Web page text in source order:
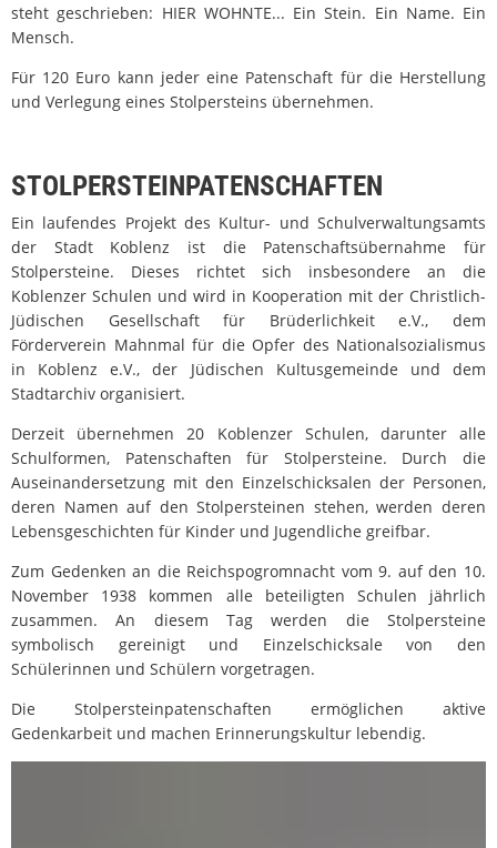
steht geschrieben: HIER WOHNTE... Ein Stein. Ein Name. Ein
Mensch.
Für 120 Euro kann jeder eine Patenschaft für die Herstellung
und Verlegung eines Stolpersteins übernehmen.
STOLPERSTEINPATENSCHAFTEN
Ein laufendes Projekt des Kultur- und Schulverwaltungsamts
der Stadt Koblenz ist die Patenschaftsübernahme für
Stolpersteine. Dieses richtet sich insbesondere an die
Koblenzer Schulen und wird in Kooperation mit der Christlich-
Jüdischen Gesellschaft für Brüderlichkeit e.V., dem
Förderverein Mahnmal für die Opfer des Nationalsozialismus
in Koblenz e.V., der Jüdischen Kultusgemeinde und dem
Stadtarchiv organisiert.
Derzeit übernehmen 20 Koblenzer Schulen, darunter alle
Schulformen, Patenschaften für Stolpersteine. Durch die
Auseinandersetzung mit den Einzelschicksalen der Personen,
deren Namen auf den Stolpersteinen stehen, werden deren
Lebensgeschichten für Kinder und Jugendliche greifbar.
Zum Gedenken an die Reichspogromnacht vom 9. auf den 10.
November 1938 kommen alle beteiligten Schulen jährlich
zusammen. An diesem Tag werden die Stolpersteine
symbolisch gereinigt und Einzelschicksale von den
Schülerinnen und Schülern vorgetragen.
Die Stolpersteinpatenschaften ermöglichen aktive
Gedenkarbeit und machen Erinnerungskultur lebendig.